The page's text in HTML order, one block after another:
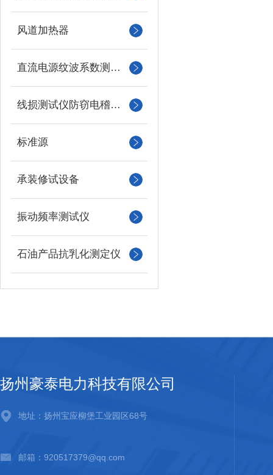
风道加热器
直流电源纹波系数测试仪
线损测试仪防窃电稽查仪
标准源
承装修试设备
振动频率测试仪
石油产品抗乳化测定仪
扬州豪泰电力科技有限公司
地址：扬州宝应柳堡工业园区68号
邮箱：920517379@qq.com